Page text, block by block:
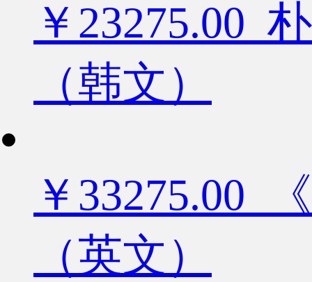
￥23275.00
（韩文）
￥33275.00
（英文）